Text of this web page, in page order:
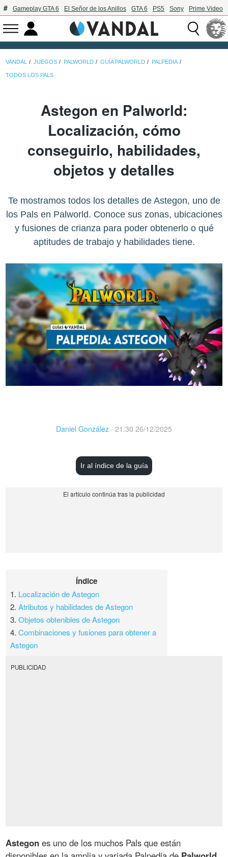
Gameplay GTA 6 El Señor de los Anillos GTA 6 PS5 Sony Prime Video
VANDAL JUEGOS PALWORLD GUÍA PALWORLD PALPEDIA
TODOS LOS PALS
Astegon en Palworld:
Localización, cómo
conseguirlo, habilidades,
objetos y detalles
Te mostramos todos los detalles de Astegon, uno de
los Pals en Palworld. Conoce sus zonas, ubicaciones
y fusiones de crianza para poder obtenerlo o qué
aptitudes de trabajo y habilidades tiene.
Daniel González · 21:30 26/12/2025
Ir al índice de la guía
Índice
1. Localización de Astegon
2.Atributos y habilidades de Astegon
3.Objetos obtenibles de Astegon
4.Combinaciones y fusiones para obtener a
Astegon
PUBLICIDAD
Astegon es uno de los muchos Pals que están